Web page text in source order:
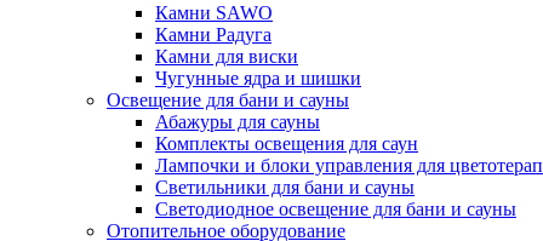
Камни SAWO
Камни Радуга
Камни для виски
Чугунные ядра и шишки
Освещение для бани и сауны
Абажуры для сауны
Комплекты освещения для саун
Лампочки и блоки управления для
Светильники для бани и сауны
Светодиодное освещение для бани и сауны
Отопительное оборудование